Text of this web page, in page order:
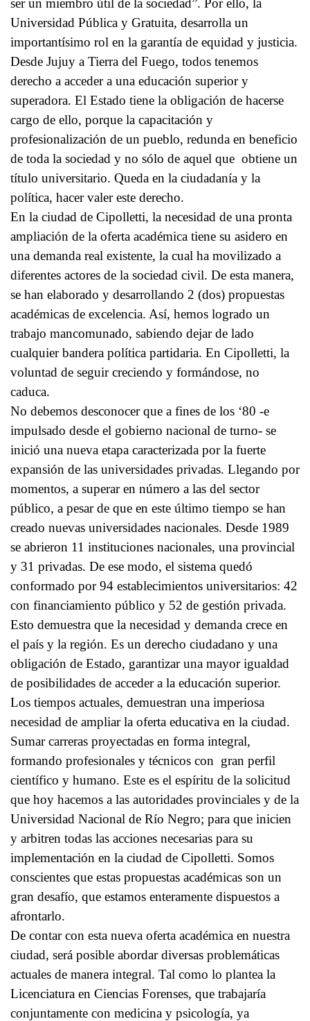
ser un miembro útil de la sociedad”. Por ello, la
Universidad Pública y Gratuita, desarrolla un
importantísimo rol en la garantía de equidad y justicia.
Desde Jujuy a Tierra del Fuego, todos tenemos
derecho a acceder a una educación superior y
superadora. El Estado tiene la obligación de hacerse
cargo de ello, porque la capacitación y
profesionalización de un pueblo, redunda en beneficio
de toda la sociedad y no sólo de aquel que obtiene un
título universitario. Queda en la ciudadanía y la
política, hacer valer este derecho.
En la ciudad de Cipolletti, la necesidad de una pronta
ampliación de la oferta académica tiene su asidero en
una demanda real existente, la cual ha movilizado a
diferentes actores de la sociedad civil. De esta manera,
se han elaborado y desarrollando 2 (dos) propuestas
académicas de excelencia. Así, hemos logrado un
trabajo mancomunado, sabiendo dejar de lado
cualquier bandera política partidaria. En Cipolletti, la
voluntad de seguir creciendo y formándose, no
caduca.
No debemos desconocer que a fines de los ‘80 -e
impulsado desde el gobierno nacional de turno- se
inició una nueva etapa caracterizada por la fuerte
expansión de las universidades privadas. Llegando por
momentos, a superar en número a las del sector
público, a pesar de que en este último tiempo se han
creado nuevas universidades nacionales. Desde 1989
se abrieron 11 instituciones nacionales, una provincial
y 31 privadas. De ese modo, el sistema quedó
conformado por 94 establecimientos universitarios: 42
con financiamiento público y 52 de gestión privada.
Esto demuestra que la necesidad y demanda crece en
el país y la región. Es un derecho ciudadano y una
obligación de Estado, garantizar una mayor igualdad
de posibilidades de acceder a la educación superior.
Los tiempos actuales, demuestran una imperiosa
necesidad de ampliar la oferta educativa en la ciudad.
Sumar carreras proyectadas en forma integral,
formando profesionales y técnicos con gran perfil
científico y humano. Este es el espíritu de la solicitud
que hoy hacemos a las autoridades provinciales y de la
Universidad Nacional de Río Negro; para que inicien
y arbitren todas las acciones necesarias para su
implementación en la ciudad de Cipolletti. Somos
conscientes que estas propuestas académicas son un
gran desafío, que estamos enteramente dispuestos a
afrontarlo.
De contar con esta nueva oferta académica en nuestra
ciudad, será posible abordar diversas problemáticas
actuales de manera integral. Tal como lo plantea la
Licenciatura en Ciencias Forenses, que trabajaría
conjuntamente con medicina y psicología, ya